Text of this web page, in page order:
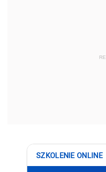
SZKOLENIE ONLINE